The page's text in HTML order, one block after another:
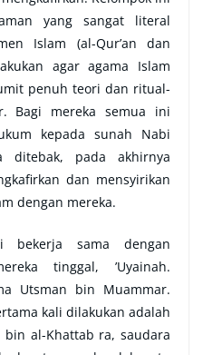
yang sangat literal
Islam (al-Qur’an dan
agar agama Islam
penuh teori dan ritual-
Bagi mereka semua ini
kepada sunah Nabi
ditebak, pada akhirnya
dan mensyirikan
dengan mereka.
bekerja sama dengan
tinggal, ’Uyainah.
Utsman bin Muammar.
kali dilakukan adalah
bin al-Khattab ra, saudara